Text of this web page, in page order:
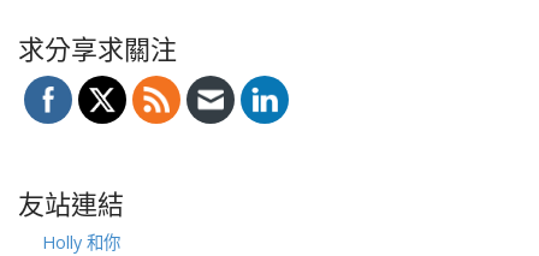
求分享求關注
友站連結
Holly 和你